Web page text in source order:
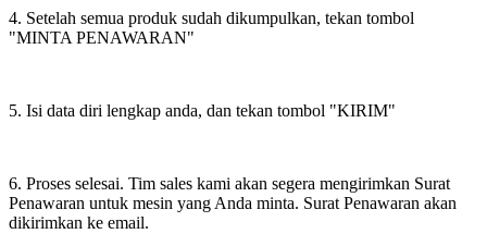
4. Setelah semua produk sudah dikumpulkan, tekan tombol
"MINTA PENAWARAN"
5. Isi data diri lengkap anda, dan tekan tombol "KIRIM"
6. Proses selesai. Tim sales kami akan segera mengirimkan Surat
Penawaran untuk mesin yang Anda minta. Surat Penawaran akan
dikirimkan ke email.